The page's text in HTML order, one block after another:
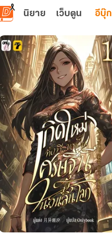
นิยาย เว็บตูน อีบุ๊ก